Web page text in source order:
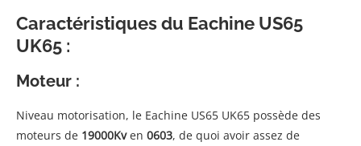
Caractéristiques du Eachine US65
UK65 :
Moteur :
Niveau motorisation, le Eachine US65 UK65 possède des
moteurs de 19000Kven 0603, de quoi avoir assez de